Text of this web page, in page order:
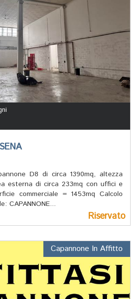
D8 di circa 1390mq, altezza
esterna di circa 233mq con uffici e
commerciale = 1453mq Calcolo
CAPANNONE...
Riservato
Capannone In Affitto